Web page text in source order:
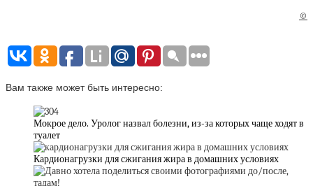
©
Вам также может быть интересно:
Мокрое дело. Уролог назвал болезни, из-за которых чаще ходят в
туалет
Кардионагрузки для сжигания жира в домашних условиях